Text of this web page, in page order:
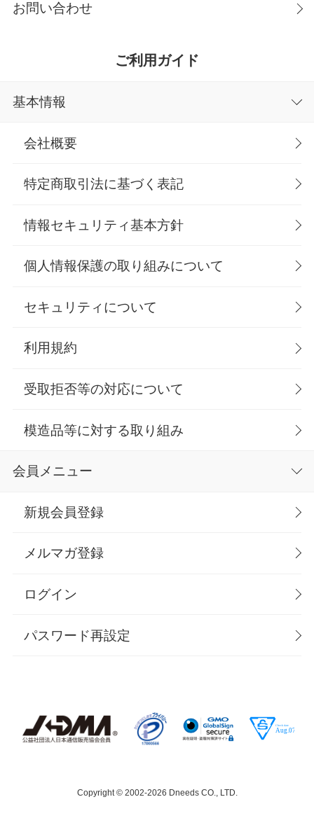
お問い合わせ
ご利用ガイド
基本情報
会社概要
特定商取引法に基づく表記
情報セキュリティ基本方針
個人情報保護の取り組みについて
セキュリティについて
利用規約
受取拒否等の対応について
模造品等に対する取り組み
会員メニュー
新規会員登録
メルマガ登録
ログイン
パスワード再設定
Copyright © 2002-2026 Dneeds CO., LTD.